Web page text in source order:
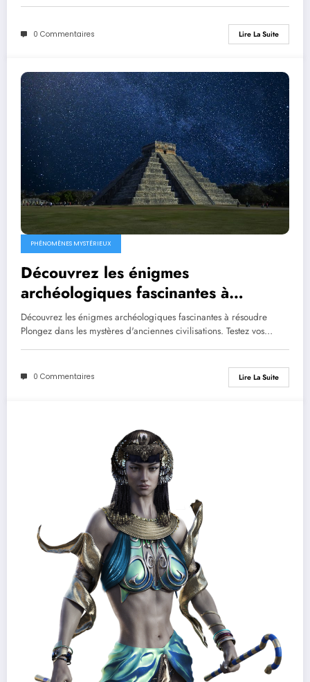
0 Commentaires Lire La Suite
PHÉNOMÈNES MYSTÉRIEUX
Découvrez les énigmes
archéologiques fascinantes à
résoudre
Découvrez les énigmes archéologiques fascinantes à résoudre
Plongez dans les mystères d'anciennes civilisations. Testez vos…
0 Commentaires Lire La Suite